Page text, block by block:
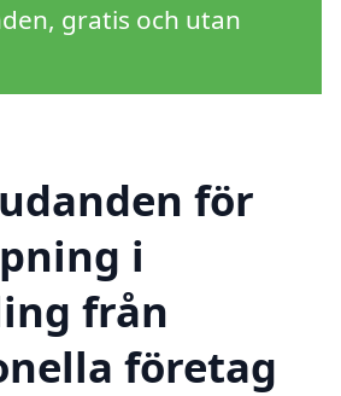
gratis och utan
för
i
från
företag